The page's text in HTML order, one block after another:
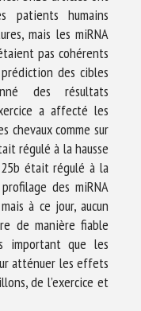
patients humains
mais les miRNA
pas cohérents
des cibles
des résultats
a affecté les
chevaux comme sur
régulé à la hausse
était régulé à la
des miRNA
à ce jour, aucun
de manière fiable
important que les
atténuer les effets
de l’exercice et